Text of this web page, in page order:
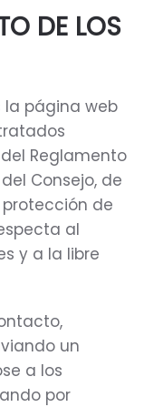
DE LOS
la página web
Reglamento
Consejo, de
protección de
al
y a la libre
un
a los
por